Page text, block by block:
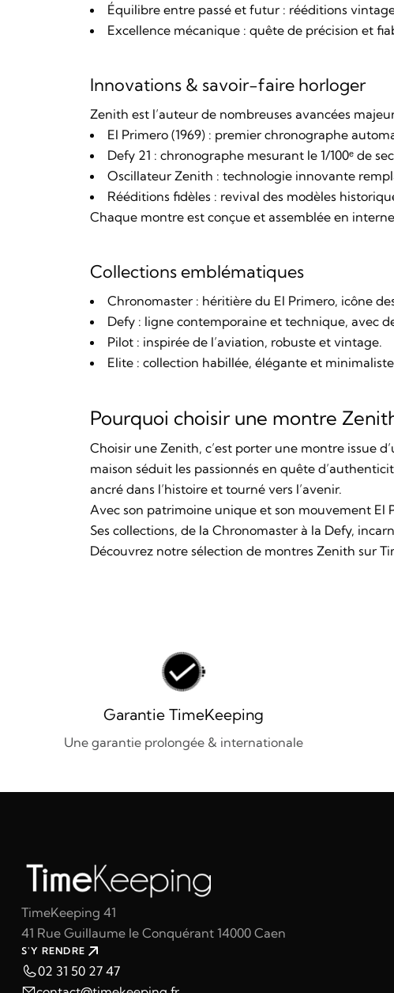
Équilibre entre passé et futur : rééditions
Excellence mécanique : quête de précision et
Innovations & savoir-faire horloger
Zenith est l’auteur de nombreuses avancées
El Primero (1969) : premier chronographe
Defy 21 : chronographe mesurant le 1/100ᵉ de
Oscillateur Zenith : technologie innovante
Rééditions fidèles : revival des modèles
Chaque montre est conçue et assemblée en
Collections emblématiques
Chronomaster : héritière du El Primero, icône
Defy : ligne contemporaine et technique, avec
Pilot : inspirée de l’aviation, robuste et vintage.
Elite : collection habillée, élégante et
Pourquoi choisir une montre
Choisir une Zenith, c’est porter une montre issue
maison séduit les passionnés en quête
ancré dans l’histoire et tourné vers l’avenir.
Avec son patrimoine unique et son mouvement El
Ses collections, de la Chronomaster à la Defy,
Découvrez notre sélection de montres Zenith sur
Garantie TimeKeeping
Une garantie prolongée & internationale
TimeKeeping 41
41 Rue Guillaume le Conquérant 14000 Caen
S'Y RENDRE
02 31 50 27 47